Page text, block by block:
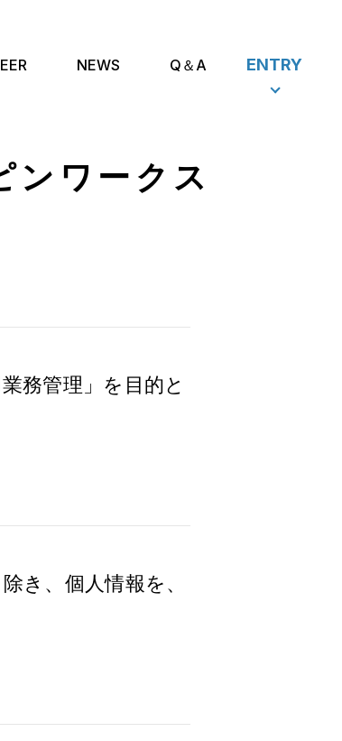
NEWS Q＆A ENTRY
ンワークス
務管理」を目的と
き、個人情報を、